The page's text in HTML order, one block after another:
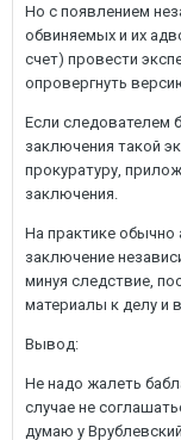
Но с появлением
обвиняемых и их
счет) провести
опровергнуть
Если следователем
заключения такой
прокуратуру,
заключения.
На практике обычно
заключение
минуя следствие,
материалы к делу и
Вывод:
Не надо жалеть
случае не
думаю у